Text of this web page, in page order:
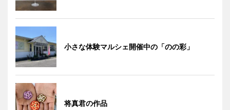
小さな体験マルシェ開催中の「のの彩」
将真君の作品